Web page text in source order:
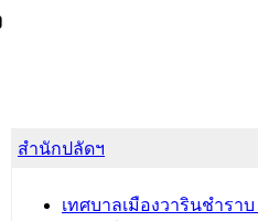
สำนักปลัดฯ
เทศบาลเมืองวารินชำรา